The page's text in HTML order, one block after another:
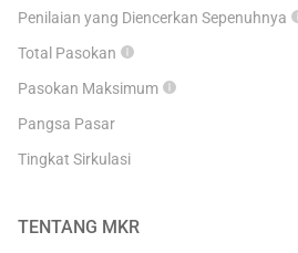
Penilaian yang Diencerkan Sepenuhnya
Total Pasokan
Pasokan Maksimum
Pangsa Pasar
Tingkat Sirkulasi
TENTANG MKR